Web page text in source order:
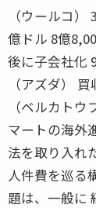
（ウールコ
億ドル 8億
後に子会社化
（アズダ）
（ベルカト
マートの海外
法を取り入れ
人件費を巡る
題は、一般に